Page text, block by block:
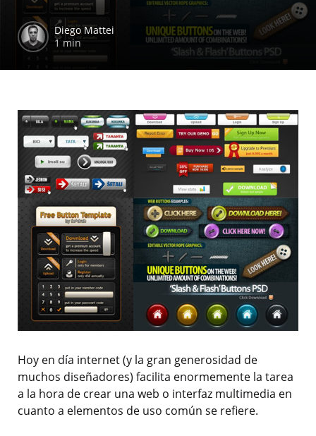
Diego Mattei
1 min
Hoy en día internet (y la gran generosidad de
muchos diseñadores) facilita enormemente la tarea
a la hora de crear una web o interfaz multimedia en
cuanto a elementos de uso común se refiere.